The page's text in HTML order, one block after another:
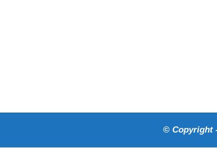
© Copyright